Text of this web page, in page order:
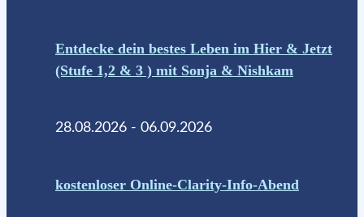
Entdecke dein bestes Leben im Hier & Jetzt
(Stufe 1,2 & 3 ) mit Sonja & Nishkam
28.08.2026 - 06.09.2026
kostenloser Online-Clarity-Info-Abend